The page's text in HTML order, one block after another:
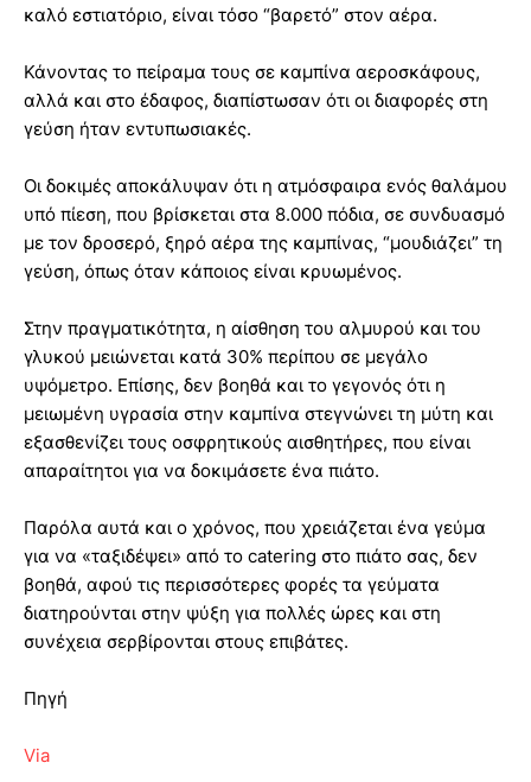
καλό εστιατόριο, είναι τόσο “βαρετό” στον αέρα.
Κάνοντας το πείραμα τους σε καμπίνα αεροσκάφους,
αλλά και στο έδαφος, διαπίστωσαν ότι οι διαφορές στη
γεύση ήταν εντυπωσιακές.
Οι δοκιμές αποκάλυψαν ότι η ατμόσφαιρα ενός θαλάμου
υπό πίεση, που βρίσκεται στα 8.000 πόδια, σε συνδυασμό
με τον δροσερό, ξηρό αέρα της καμπίνας, “μουδιάζει” τη
γεύση, όπως όταν κάποιος είναι κρυωμένος.
Στην πραγματικότητα, η αίσθηση του αλμυρού και του
γλυκού μειώνεται κατά 30% περίπου σε μεγάλο
υψόμετρο. Επίσης, δεν βοηθά και το γεγονός ότι η
μειωμένη υγρασία στην καμπίνα στεγνώνει τη μύτη και
εξασθενίζει τους οσφρητικούς αισθητήρες, που είναι
απαραίτητοι για να δοκιμάσετε ένα πιάτο.
Παρόλα αυτά και ο χρόνος, που χρειάζεται ένα γεύμα
για να «ταξιδέψει» από το catering στο πιάτο σας, δεν
βοηθά, αφού τις περισσότερες φορές τα γεύματα
διατηρούνται στην ψύξη για πολλές ώρες και στη
συνέχεια σερβίρονται στους επιβάτες.
Πηγή
Via